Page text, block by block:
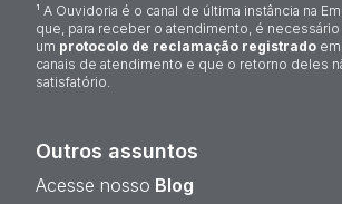
¹ A Ouvidoria é o canal de última instância na
que, para receber o atendimento, é
um protocolo de reclamação registrado
canais de atendimento e que o retorno deles
satisfatório.
Outros assuntos
Acesse nosso Blog